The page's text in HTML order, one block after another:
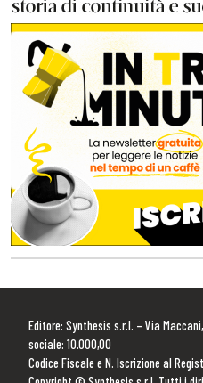
Editore: Synthesis s.r.l. – Via
sociale: 10.000,00
Codice Fiscale e N. Iscrizione al